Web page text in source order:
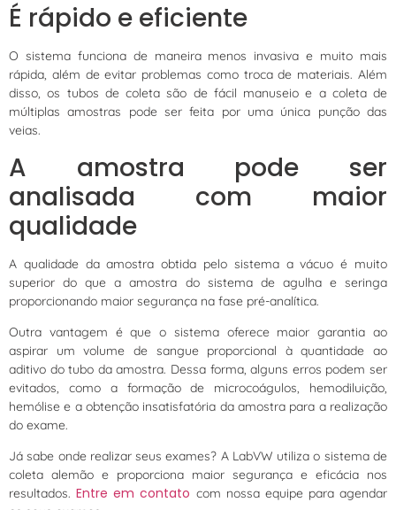
É rápido e eficiente
O sistema funciona de maneira menos invasiva e muito mais
rápida, além de evitar problemas como troca de materiais. Além
disso, os tubos de coleta são de fácil manuseio e a coleta de
múltiplas amostras pode ser feita por uma única punção das
veias.
A amostra pode ser
analisada com maior
qualidade
A qualidade da amostra obtida pelo sistema a vácuo é muito
superior do que a amostra do sistema de agulha e seringa
proporcionando maior segurança na fase pré-analítica.
Outra vantagem é que o sistema oferece maior garantia ao
aspirar um volume de sangue proporcional à quantidade ao
aditivo do tubo da amostra. Dessa forma, alguns erros podem ser
evitados, como a formação de microcoágulos, hemodiluição,
hemólise e a obtenção insatisfatória da amostra para a realização
do exame.
Já sabe onde realizar seus exames? A LabVW utiliza o sistema de
coleta alemão e proporciona maior segurança e eficácia nos
resultados.Entre em contato com nossa equipe para agendar